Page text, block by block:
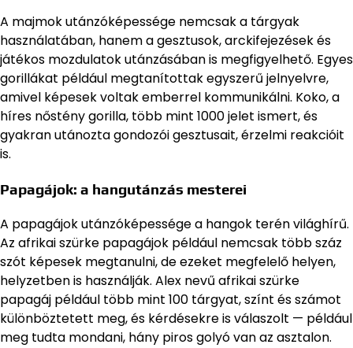
A majmok utánzóképessége nemcsak a tárgyak
használatában, hanem a gesztusok, arckifejezések és
játékos mozdulatok utánzásában is megfigyelhető. Egyes
gorillákat például megtanítottak egyszerű jelnyelvre,
amivel képesek voltak emberrel kommunikálni. Koko, a
híres nőstény gorilla, több mint 1000 jelet ismert, és
gyakran utánozta gondozói gesztusait, érzelmi reakcióit
is.
Papagájok: a hangutánzás mesterei
A papagájok utánzóképessége a hangok terén világhírű.
Az afrikai szürke papagájok például nemcsak több száz
szót képesek megtanulni, de ezeket megfelelő helyen,
helyzetben is használják. Alex nevű afrikai szürke
papagáj például több mint 100 tárgyat, színt és számot
különböztetett meg, és kérdésekre is válaszolt — például
meg tudta mondani, hány piros golyó van az asztalon.